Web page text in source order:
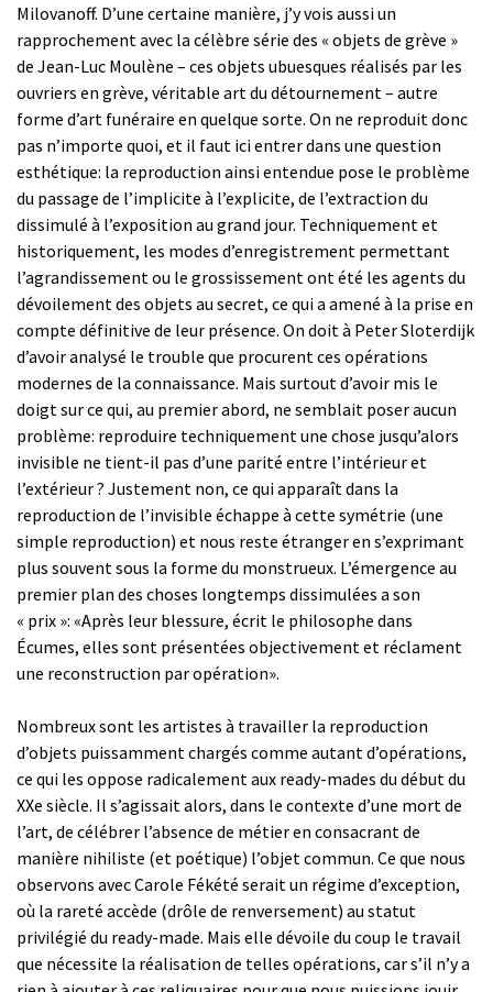
Milovanoff. D’une certaine manière, j’y vois aussi un
rapprochement avec la célèbre série des « objets de grève »
de Jean-Luc Moulène – ces objets ubuesques réalisés par les
ouvriers en grève, véritable art du détournement – autre
forme d’art funéraire en quelque sorte. On ne reproduit donc
pas n’importe quoi, et il faut ici entrer dans une question
esthétique: la reproduction ainsi entendue pose le problème
du passage de l’implicite à l’explicite, de l’extraction du
dissimulé à l’exposition au grand jour. Techniquement et
historiquement, les modes d’enregistrement permettant
l’agrandissement ou le grossissement ont été les agents du
dévoilement des objets au secret, ce qui a amené à la prise en
compte définitive de leur présence. On doit à Peter Sloterdijk
d’avoir analysé le trouble que procurent ces opérations
modernes de la connaissance. Mais surtout d’avoir mis le
doigt sur ce qui, au premier abord, ne semblait poser aucun
problème: reproduire techniquement une chose jusqu’alors
invisible ne tient-il pas d’une parité entre l’intérieur et
l’extérieur ? Justement non, ce qui apparaît dans la
reproduction de l’invisible échappe à cette symétrie (une
simple reproduction) et nous reste étranger en s’exprimant
plus souvent sous la forme du monstrueux. L’émergence au
premier plan des choses longtemps dissimulées a son
« prix »: «Après leur blessure, écrit le philosophe dans
Écumes, elles sont présentées objectivement et réclament
une reconstruction par opération».
Nombreux sont les artistes à travailler la reproduction
d’objets puissamment chargés comme autant d’opérations,
ce qui les oppose radicalement aux ready-mades du début du
XXe siècle. Il s’agissait alors, dans le contexte d’une mort de
l’art, de célébrer l’absence de métier en consacrant de
manière nihiliste (et poétique) l’objet commun. Ce que nous
observons avec Carole Fékété serait un régime d’exception,
où la rareté accède (drôle de renversement) au statut
privilégié du ready-made. Mais elle dévoile du coup le travail
que nécessite la réalisation de telles opérations, car s’il n’y a